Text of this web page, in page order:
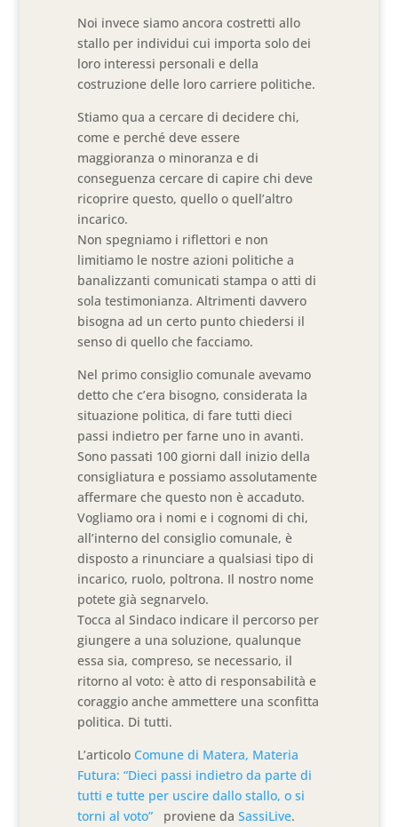
Noi invece siamo ancora costretti allo
stallo per individui cui importa solo dei
loro interessi personali e della
costruzione delle loro carriere politiche.
Stiamo qua a cercare di decidere chi,
come e perché deve essere
maggioranza o minoranza e di
conseguenza cercare di capire chi deve
ricoprire questo, quello o quell’altro
incarico.
Non spegniamo i riflettori e non
limitiamo le nostre azioni politiche a
banalizzanti comunicati stampa o atti di
sola testimonianza. Altrimenti davvero
bisogna ad un certo punto chiedersi il
senso di quello che facciamo.
Nel primo consiglio comunale avevamo
detto che c’era bisogno, considerata la
situazione politica, di fare tutti dieci
passi indietro per farne uno in avanti.
Sono passati 100 giorni dall inizio della
consigliatura e possiamo assolutamente
affermare che questo non è accaduto.
Vogliamo ora i nomi e i cognomi di chi,
all’interno del consiglio comunale, è
disposto a rinunciare a qualsiasi tipo di
incarico, ruolo, poltrona. Il nostro nome
potete già segnarvelo.
Tocca al Sindaco indicare il percorso per
giungere a una soluzione, qualunque
essa sia, compreso, se necessario, il
ritorno al voto: è atto di responsabilità e
coraggio anche ammettere una sconfitta
politica. Di tutti.
L’articoloComune di Matera, Materia
Futura: “Dieci passi indietro da parte di
tutti e tutte per uscire dallo stallo, o si
torni al voto”
proviene daSassiLive.